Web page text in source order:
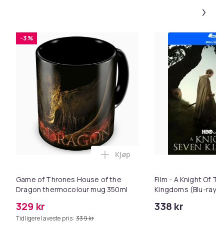
-3 %
Game of Thrones House of the
Dragon thermocolour mug 350ml
329 kr
Tidligere laveste pris: 339 kr
Legg Game of Thrones
Kjøp
Film - A Knight Of
Kingdoms (Blu-ray)
338 kr